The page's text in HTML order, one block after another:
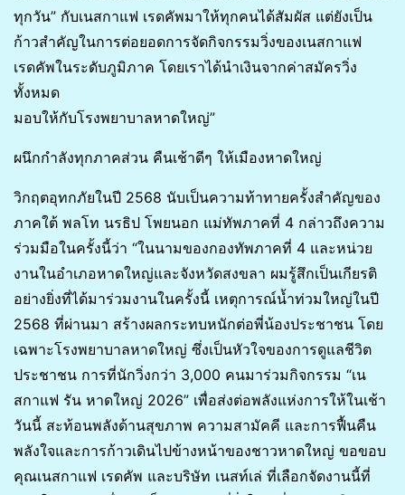
ทุกวัน” กับเนสกาแฟ เรดคัพมาให้ทุกคนได้สัมผัส แต่ยังเป็น
ก้าวสำคัญในการต่อยอดการจัดกิจกรรมวิ่งของเนสกาแฟ
เรดคัพในระดับภูมิภาค โดยเราได้นำเงินจากค่าสมัครวิ่ง
ทั้งหมด
มอบให้กับโรงพยาบาลหาดใหญ่”
ผนึกกำลังทุกภาคส่วน คืนเช้าดีๆ ให้เมืองหาดใหญ่
วิกฤตอุทกภัยในปี 2568 นับเป็นความท้าทายครั้งสำคัญของ
ภาคใต้ พลโท นรธิป โพยนอก แม่ทัพภาคที่ 4 กล่าวถึงความ
ร่วมมือในครั้งนี้ว่า “ในนามของกองทัพภาคที่ 4 และหน่วย
งานในอำเภอหาดใหญ่และจังหวัดสงขลา ผมรู้สึกเป็นเกียรติ
อย่างยิ่งที่ได้มาร่วมงานในครั้งนี้ เหตุการณ์น้ำท่วมใหญ่ในปี
2568 ที่ผ่านมา สร้างผลกระทบหนักต่อพี่น้องประชาชน โดย
เฉพาะโรงพยาบาลหาดใหญ่ ซึ่งเป็นหัวใจของการดูแลชีวิต
ประชาชน การที่นักวิ่งกว่า 3,000 คนมาร่วมกิจกรรม “เน
สกาแฟ รัน หาดใหญ่ 2026” เพื่อส่งต่อพลังแห่งการให้ในเช้า
วันนี้ สะท้อนพลังด้านสุขภาพ ความสามัคคี และการฟื้นคืน
พลังใจและการก้าวเดินไปข้างหน้าของชาวหาดใหญ่ ขอขอบ
คุณเนสกาแฟ เรดคัพ และบริษัท เนสท์เล่ ที่เลือกจัดงานนี้ที่